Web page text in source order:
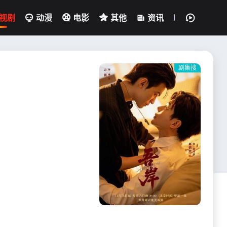
剧 动漫 电影 其他 资讯
剧集搜